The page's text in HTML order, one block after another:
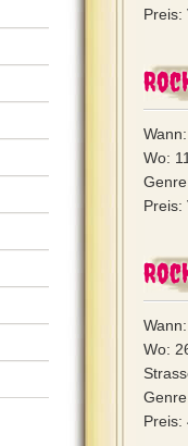
Preis:
Wo:
Preis:
Wo:
Preis: